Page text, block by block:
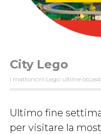
City Lego
I mattoncini Lego: ultime
Ultimo fine
per visitare la